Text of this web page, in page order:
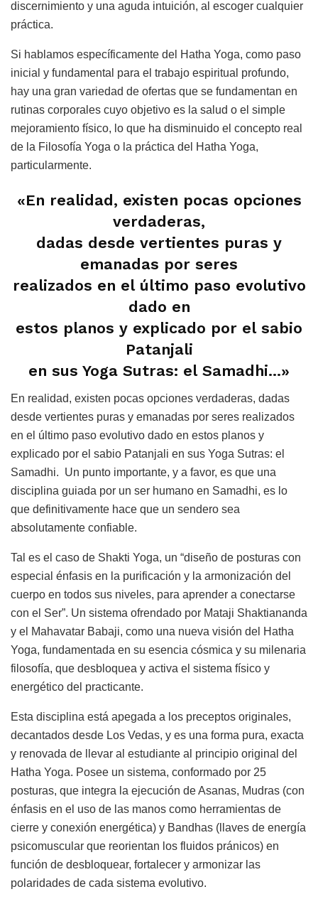
discernimiento y una aguda intuición, al escoger cualquier
práctica.
Si hablamos específicamente del Hatha Yoga, como paso
inicial y fundamental para el trabajo espiritual profundo,
hay una gran variedad de ofertas que se fundamentan en
rutinas corporales cuyo objetivo es la salud o el simple
mejoramiento físico, lo que ha disminuido el concepto real
de la Filosofía Yoga o la práctica del Hatha Yoga,
particularmente.
«En realidad, existen pocas opciones
verdaderas,
dadas desde vertientes puras y
emanadas por seres
realizados en el último paso evolutivo
dado en
estos planos y explicado por el sabio
Patanjali
en sus Yoga Sutras: el Samadhi…»
En realidad, existen pocas opciones verdaderas, dadas
desde vertientes puras y emanadas por seres realizados
en el último paso evolutivo dado en estos planos y
explicado por el sabio Patanjali en sus Yoga Sutras: el
Samadhi. Un punto importante, y a favor, es que una
disciplina guiada por un ser humano en Samadhi, es lo
que definitivamente hace que un sendero sea
absolutamente confiable.
Tal es el caso de Shakti Yoga, un “diseño de posturas con
especial énfasis en la purificación y la armonización del
cuerpo en todos sus niveles, para aprender a conectarse
con el Ser”. Un sistema ofrendado por Mataji Shaktiananda
y el Mahavatar Babaji, como una nueva visión del Hatha
Yoga, fundamentada en su esencia cósmica y su milenaria
filosofía, que desbloquea y activa el sistema físico y
energético del practicante.
Esta disciplina está apegada a los preceptos originales,
decantados desde Los Vedas, y es una forma pura, exacta
y renovada de llevar al estudiante al principio original del
Hatha Yoga. Posee un sistema, conformado por 25
posturas, que integra la ejecución de Asanas, Mudras (con
énfasis en el uso de las manos como herramientas de
cierre y conexión energética) y Bandhas (llaves de energía
psicomuscular que reorientan los fluidos pránicos) en
función de desbloquear, fortalecer y armonizar las
polaridades de cada sistema evolutivo.